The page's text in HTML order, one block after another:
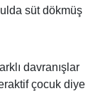
süt dökmüş
davranışlar
çocuk diye